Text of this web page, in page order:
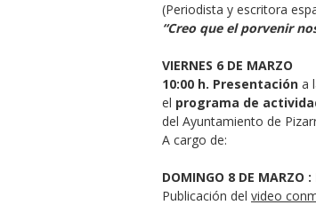
(Periodista y escritora
“Creo que el porvenir
VIERNES 6 DE MARZO
10:00 h. Presentación a
el programa de
del Ayuntamiento de
A cargo de:
DOMINGO 8 DE MARZO
Publicación del video